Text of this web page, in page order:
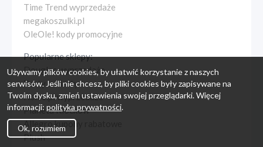
Time Trend wyprzedaże
megakoszulki.pl
OleOle! kody promocyjne
Popularne sklepy:
Douglas wyprzedaże
Party u Marty
Home.pl wyprzedaże
Planeta Klocków
Allegro kupony rabatowe
Plush
Używamy plików cookies, by ułatwić korzystanie z naszych
serwisów. Jeśli nie chcesz, by pliki cookies były zapisywane na
Twoim dysku, zmień ustawienia swojej przeglądarki. Więcej
informacji: polityka prywatności.
Ok, rozumiem